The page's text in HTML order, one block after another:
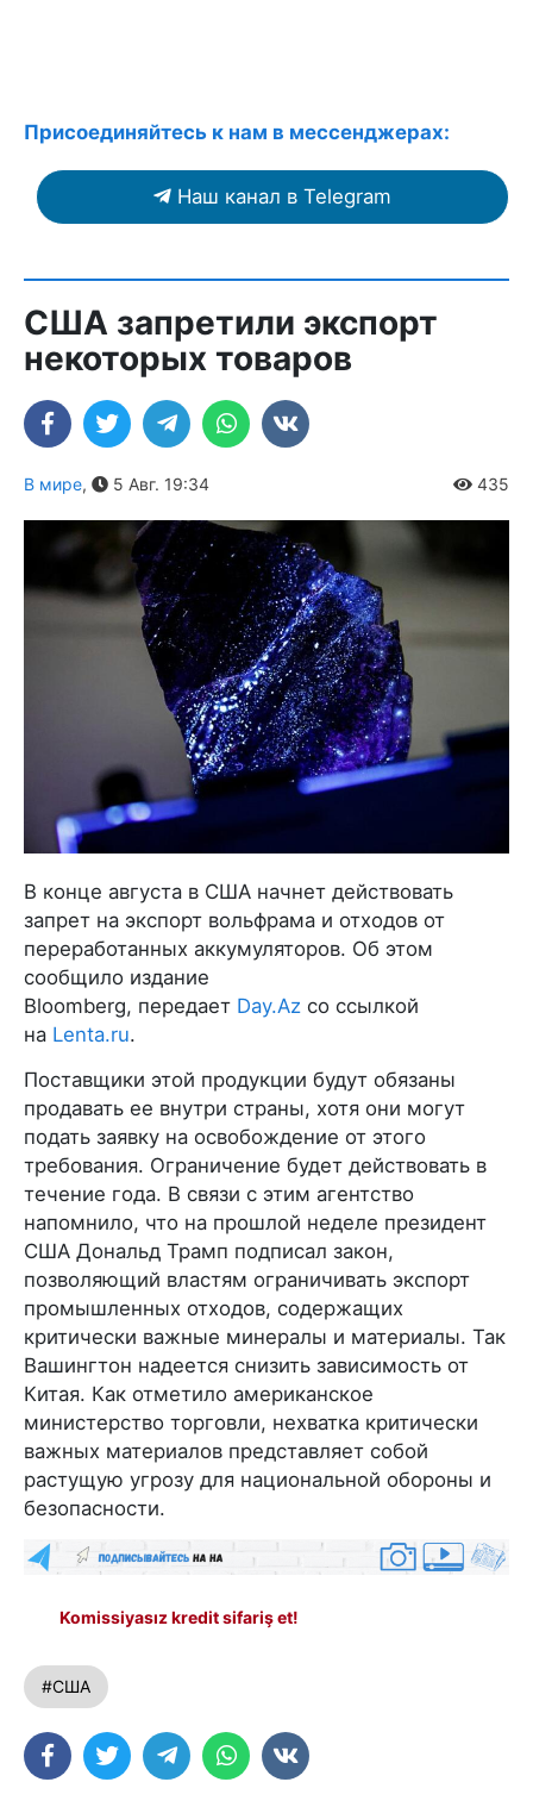
Присоединяйтесь к нам в мессенджерах:
Наш канал в Telegram
США запретили экспорт
некоторых товаров
В мире, 5 Авг. 19:34 435
В конце августа в США начнет действовать
запрет на экспорт вольфрама и отходов от
переработанных аккумуляторов. Об этом
сообщило издание
Bloomberg, передает Day.Az со ссылкой
на Lenta.ru.
Поставщики этой продукции будут обязаны
продавать ее внутри страны, хотя они могут
подать заявку на освобождение от этого
требования. Ограничение будет действовать в
течение года. В связи с этим агентство
напомнило, что на прошлой неделе президент
США Дональд Трамп подписал закон,
позволяющий властям ограничивать экспорт
промышленных отходов, содержащих
критически важные минералы и материалы. Так
Вашингтон надеется снизить зависимость от
Китая. Как отметило американское
министерство торговли, нехватка критически
важных материалов представляет собой
растущую угрозу для национальной обороны и
безопасности.
Komissiyasız kredit sifariş et!
#США